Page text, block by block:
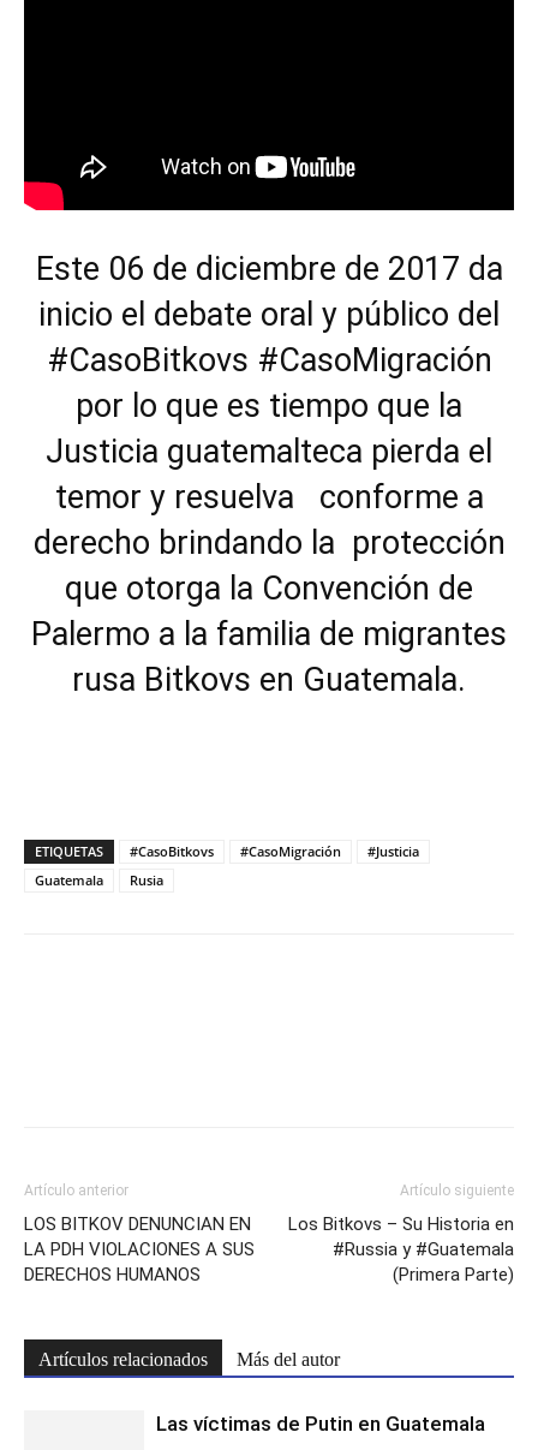
Este 06 de diciembre de 2017 da
inicio el debate oral y público del
#CasoBitkovs #CasoMigración
por lo que es tiempo que la
Justicia guatemalteca pierda el
temor y resuelva conforme a
derecho brindando la protección
que otorga la Convención de
Palermo a la familia de migrantes
rusa Bitkovs en Guatemala.
ETIQUETAS #CasoBitkovs #CasoMigración
#Justicia
Guatemala
Rusia
Artículo anterior
LOS BITKOV DENUNCIAN EN
LA PDH VIOLACIONES A SUS
DERECHOS HUMANOS
Artículo siguiente
Los Bitkovs – Su Historia en
#Russia y #Guatemala
(Primera Parte)
Artículos relacionados Más del autor
Las víctimas de Putin en Guatemala